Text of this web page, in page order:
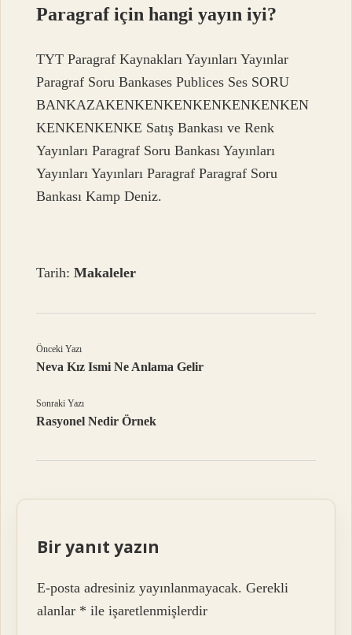
Paragraf için hangi yayın iyi?
TYT Paragraf Kaynakları Yayınları Yayınlar
Paragraf Soru Bankases Publices Ses SORU
BANKAZAKENKENKENKENKENKENKEN
KENKENKENKE Satış Bankası ve Renk
Yayınları Paragraf Soru Bankası Yayınları
Yayınları Yayınları Paragraf Paragraf Soru
Bankası Kamp Deniz.
Tarih:Makaleler
Önceki Yazı
Neva Kız Ismi Ne Anlama Gelir
Sonraki Yazı
Rasyonel Nedir Örnek
Bir yanıt yazın
E-posta adresiniz yayınlanmayacak. Gerekli
alanlar * ile işaretlenmişlerdir